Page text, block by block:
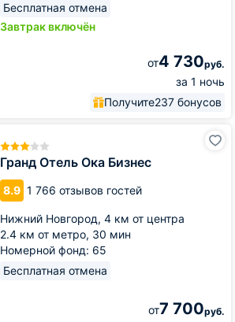
Бесплатная отмена
Завтрак включён
от4 730руб.
за 1 ночь
Получите237 бонусов
Гранд Отель Ока Бизнес
8.9 1 766 отзывов гостей
Нижний Новгород, 4 км от центра
2.4 км от метро, 30 мин
Номерной фонд: 65
Бесплатная отмена
от7 700руб.